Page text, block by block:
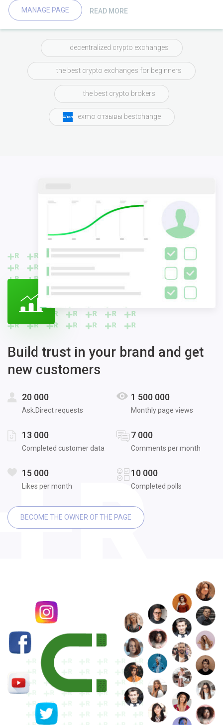
MANAGE PAGE READ MORE
decentralized crypto exchanges
the best crypto exchanges for beginners
the best crypto brokers
exmo отзывы bestchange
Build trust in your brand and get
new customers
20 000
Ask.Direct requests
1 500 000
Monthly page views
13 000
Completed customer data
7 000
Comments per month
15 000
Likes per month
10 000
Completed polls
BECOME THE OWNER OF THE PAGE